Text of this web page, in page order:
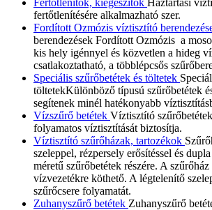
fertőtlenítésére alkalmazható szer.
Fordított Ozmózis víztisztító
berendezések Fordított Ozmózis a
kis hely igénnyel és közvetlen a hideg
csatlakoztatható, a többlépcsős
Speciális szűrőbetétek és töltetek
töltetekKülönböző típusú szűrőbetétek
segítenek minél hatékonyabb
Vízszűrő betétek Víztisztító
folyamatos víztisztítását biztosítja.
Víztisztító szűrőházak, tartozékok
szeleppel, rézpersely erősítéssel és
méretű szűrőbetétek részére. A
vízvezetékre köthető. A légtelenítő
szűrőcsere folyamatát.
Zuhanyszűrő betétek Zuhanyszűrő